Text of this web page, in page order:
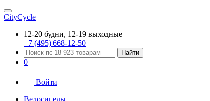
CityCycle
12-20 будни, 12-19 выходные
+7 (495) 668-12-50
Найти
0
Войти
Велосипеды